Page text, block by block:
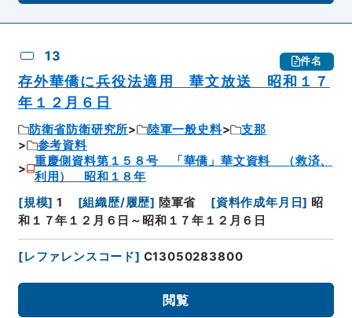
13 件名
存外華僑に兵役法適用 華文放送 昭和１７
年１２月６日
防衛省防衛研究所 陸軍一般史料
支那
参考資料
重慶側資料第１５８号 「華僑」華文資料 （救済、
利用） 昭和１８年
[規模] 1 [組織歴/履歴] 陸軍省 [資料作成年月日] 昭
和１７年１２月６日～昭和１７年１２月６日
[レファレンスコード] C13050283800
閲覧